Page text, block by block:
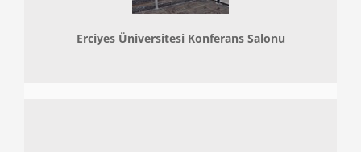
Erciyes Üniversitesi Konferans Salonu